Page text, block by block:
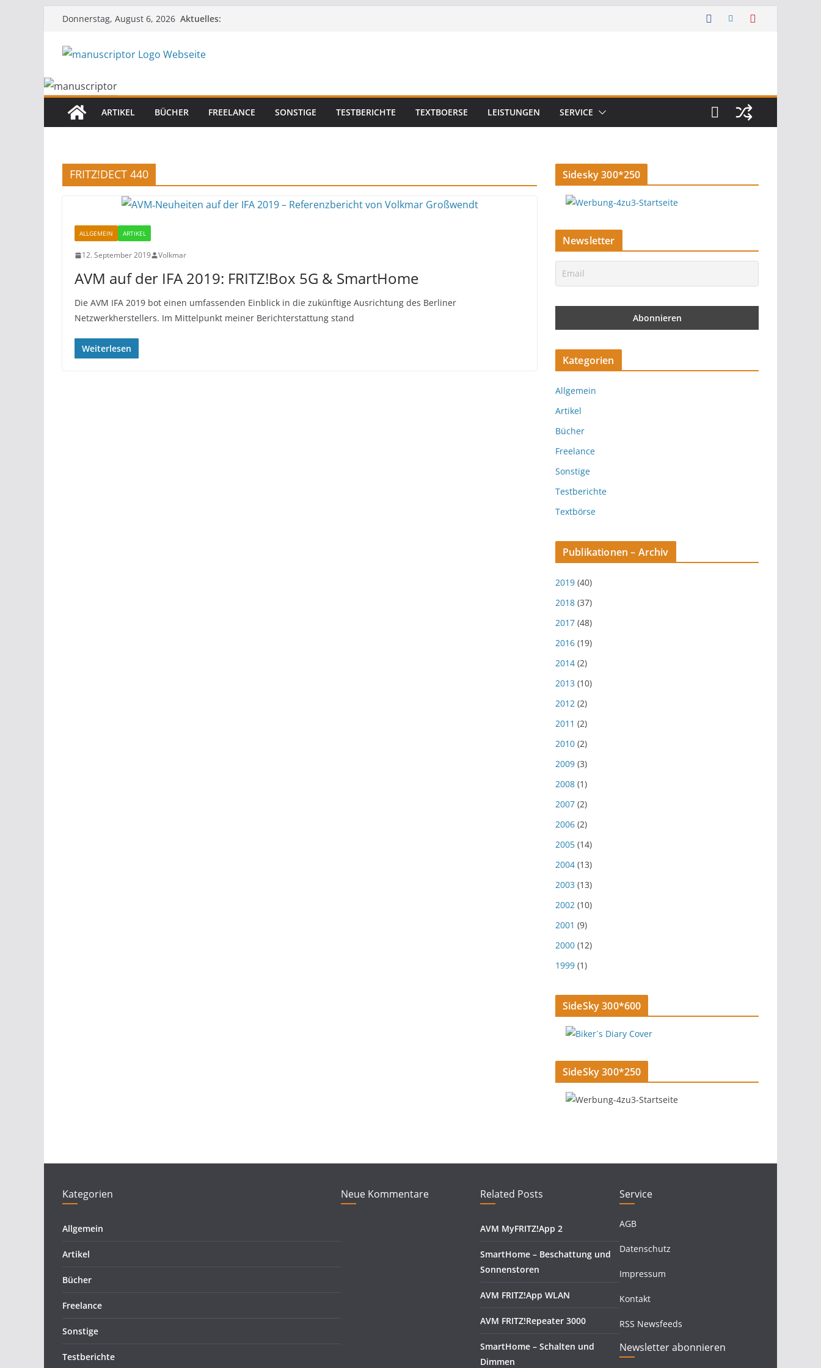
Donnerstag, August 6, 2026 Aktuelles:
ARTIKEL BÜCHER FREELANCE SONSTIGE TESTBERICHTE TEXTBOERSE LEISTUNGEN SERVICE
FRITZ!DECT 440
ALLGEMEIN ARTIKEL
12. September 2019 Volkmar
AVM auf der IFA 2019: FRITZ!Box 5G & SmartHome
Die AVM IFA 2019 bot einen umfassenden Einblick in die zukünftige Ausrichtung des Berliner
Netzwerkherstellers. Im Mittelpunkt meiner Berichterstattung stand
Weiterlesen
Sidesky 300*250
Newsletter
Kategorien
Allgemein
Artikel
Bücher
Freelance
Sonstige
Testberichte
Textbörse
Publikationen – Archiv
2019 (40)
2018 (37)
2017 (48)
2016 (19)
2014 (2)
2013 (10)
2012 (2)
2011 (2)
2010 (2)
2009 (3)
2008 (1)
2007 (2)
2006 (2)
2005 (14)
2004 (13)
2003 (13)
2002 (10)
2001 (9)
2000 (12)
1999 (1)
SideSky 300*600
SideSky 300*250
Kategorien
Allgemein
Artikel
Bücher
Freelance
Sonstige
Testberichte
Neue Kommentare Related Posts
AVM MyFRITZ!App 2
SmartHome – Beschattung und
Sonnenstoren
AVM FRITZ!App WLAN
AVM FRITZ!Repeater 3000
SmartHome – Schalten und
Dimmen
Service
AGB
Datenschutz
Impressum
Kontakt
RSS Newsfeeds
Newsletter abonnieren